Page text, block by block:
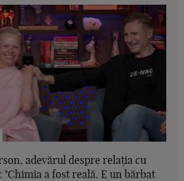
adevărul despre relația cu
"Chimia a fost reală. E un bărbat